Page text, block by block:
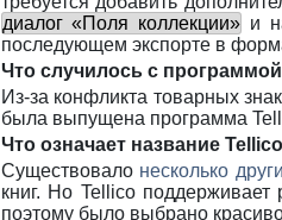
диалог «Поля коллекции» и
последующем экспорте в
Что случилось с
Из-за конфликта товарных
была выпущена программа
Что означает название
Существовало несколько
книг. Но Tellico поддерживает
поэтому было выбрано